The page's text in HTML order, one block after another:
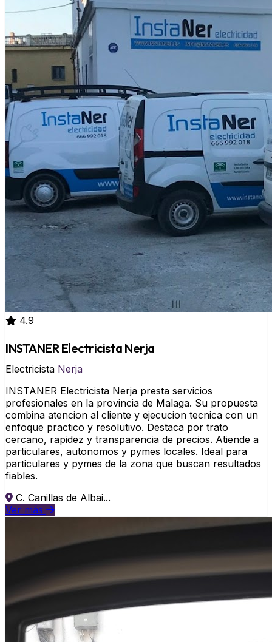
4.9
INSTANER Electricista Nerja
Electricista Nerja
INSTANER Electricista Nerja presta servicios
profesionales en la provincia de Malaga. Su propuesta
combina atencion al cliente y ejecucion tecnica con un
enfoque practico y resolutivo. Destaca por trato
cercano, rapidez y transparencia de precios. Atiende a
particulares, autonomos y pymes locales. Ideal para
particulares y pymes de la zona que buscan resultados
fiables.
C. Canillas de Albai...
Ver más